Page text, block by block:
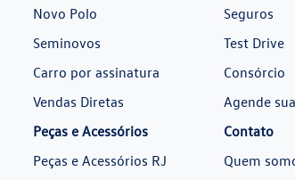
Novo Polo
Seminovos
Carro por assinatura
Vendas Diretas
Peças e Acessórios
Peças e Acessórios RJ
Seguros
Test Drive
Consórcio
Agende
Contato
Quem